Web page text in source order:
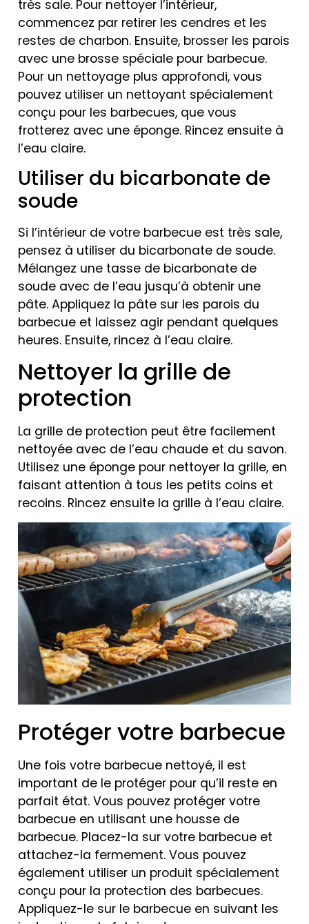
très sale. Pour nettoyer l’intérieur,
commencez par retirer les cendres et les
restes de charbon. Ensuite, brosser les parois
avec une brosse spéciale pour barbecue.
Pour un nettoyage plus approfondi, vous
pouvez utiliser un nettoyant spécialement
conçu pour les barbecues, que vous
frotterez avec une éponge. Rincez ensuite à
l’eau claire.
Utiliser du bicarbonate de
soude
Si l’intérieur de votre barbecue est très sale,
pensez à utiliser du bicarbonate de soude.
Mélangez une tasse de bicarbonate de
soude avec de l’eau jusqu’à obtenir une
pâte. Appliquez la pâte sur les parois du
barbecue et laissez agir pendant quelques
heures. Ensuite, rincez à l’eau claire.
Nettoyer la grille de
protection
La grille de protection peut être facilement
nettoyée avec de l’eau chaude et du savon.
Utilisez une éponge pour nettoyer la grille, en
faisant attention à tous les petits coins et
recoins. Rincez ensuite la grille à l’eau claire.
Protéger votre barbecue
Une fois votre barbecue nettoyé, il est
important de le protéger pour qu’il reste en
parfait état. Vous pouvez protéger votre
barbecue en utilisant une housse de
barbecue. Placez-la sur votre barbecue et
attachez-la fermement. Vous pouvez
également utiliser un produit spécialement
conçu pour la protection des barbecues.
Appliquez-le sur le barbecue en suivant les